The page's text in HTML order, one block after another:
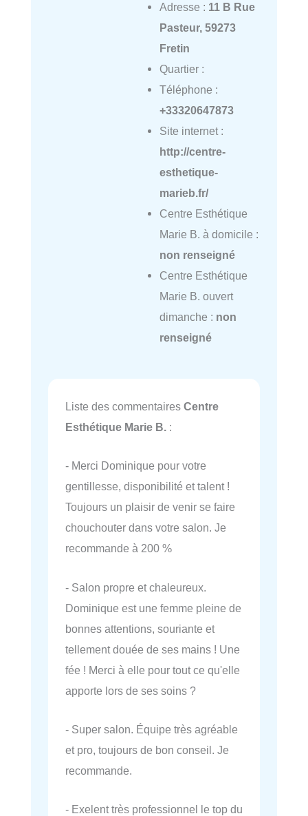
Adresse : 11 B Rue
Pasteur, 59273
Fretin
Quartier :
Téléphone :
+33320647873
Site internet :
http://centre-
esthetique-
marieb.fr/
Centre Esthétique
Marie B. à domicile :
non renseigné
Centre Esthétique
Marie B. ouvert
dimanche : non
renseigné
Liste des commentaires Centre
Esthétique Marie B. :
- Merci Dominique pour votre
gentillesse, disponibilité et talent !
Toujours un plaisir de venir se faire
chouchouter dans votre salon. Je
recommande à 200 %
- Salon propre et chaleureux.
Dominique est une femme pleine de
bonnes attentions, souriante et
tellement douée de ses mains ! Une
fée ! Merci à elle pour tout ce qu'elle
apporte lors de ses soins ?
- Super salon. Équipe très agréable
et pro, toujours de bon conseil. Je
recommande.
- Exelent très professionnel le top du